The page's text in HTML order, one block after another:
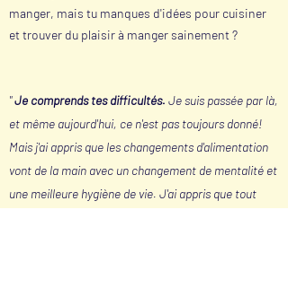
manger, mais tu manques d'idées pour cuisiner
et trouver du plaisir à manger sainement ?
"Je comprends tes difficultés. Je suis passée par là,
et même aujourd'hui, ce n'est pas toujours donné!
Mais j'ai appris que les changements d'alimentation
vont de la main avec un changement de mentalité et
une meilleure hygiène de vie. J'ai appris que tout